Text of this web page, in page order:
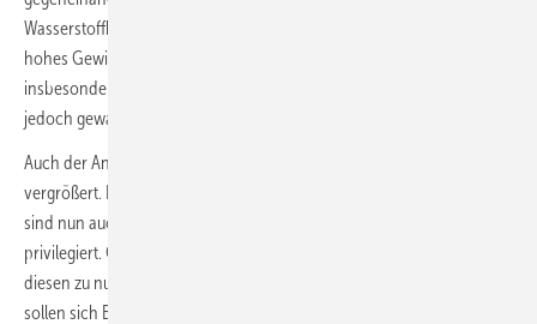
Wasserstoffhochlauf, erhält der Wasserstoffhochlauf ein besonders
hohes Gewicht. Belange der öffentlichen Wasserversorgung –
insbesondere Trinkwasserschutz – und des Wasserhaushalts sollen
jedoch gewahrt bleiben, sichert das BMWi zu.
Auch der Anwendungsbereich entlang der Lieferkette hat sich
vergrößert. Neben Elektrolyseuren, Importterminals und Speichern
sind nun auch Anlagen zur Herstellung synthetischer Kraftstoffe
privilegiert. Ganz neu ist das Thema natürlicher Wasserstoff. Um
diesen zu nutzen, soll das Bergrecht vereinfacht werden. Als Nächstes
sollen sich Bundesrat und Bundestag mit dem Gesetzentwurf